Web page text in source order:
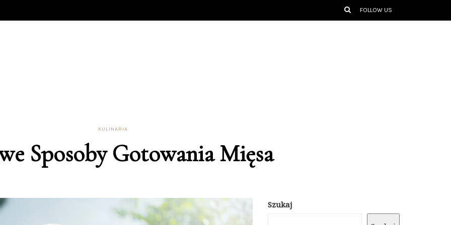
FOLLOW US
KULINARIA
Sposoby Gotowania Mięsa
Szukaj